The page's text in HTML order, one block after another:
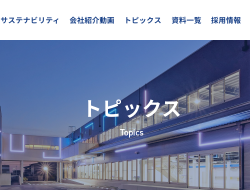
サステナビリティ 会社紹介動画 トピックス 資料一覧 採用情報
トピックス
Topics